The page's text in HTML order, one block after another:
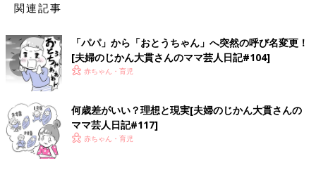
ビ「夫婦のじかん」の嫁担当。イラストレーターとしても活動
中。相方は元・トンファー山西章博。息子（2018.3生）と夫との
3人暮らし。2019年3月にコミックエッセイ「母ハハハ！」
（PARCO出版）を発売。
関連記事
「パパ」から「おとうちゃん」へ突然の呼び名変更！
[夫婦のじかん大貫さんのママ芸人日記#104]
赤ちゃん・育児
何歳差がいい？理想と現実[夫婦のじかん大貫さんの
ママ芸人日記#117]
赤ちゃん・育児